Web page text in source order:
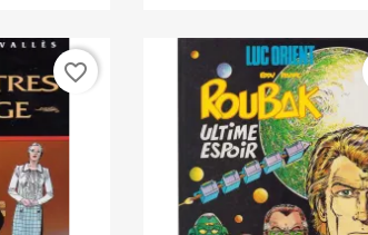
favorite_border